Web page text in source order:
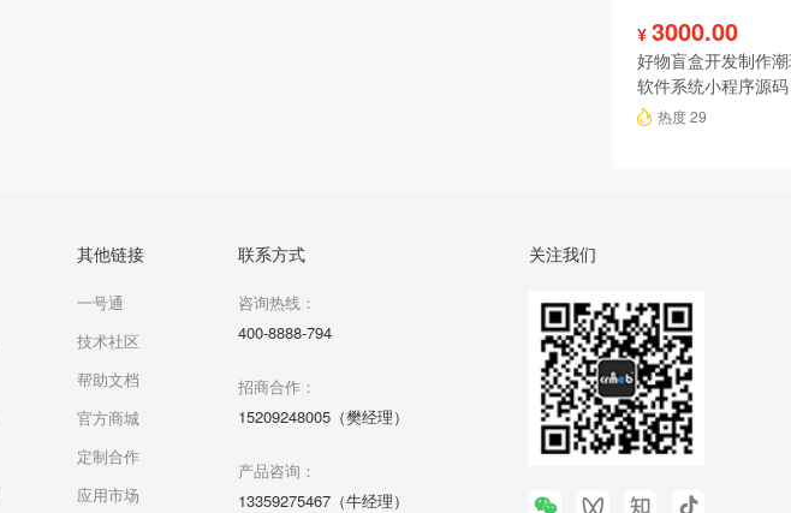
¥ 3000.00
好物盲盒开发制作
软件系统小程序源码
热度 29
其他链接
一号通
技术社区
帮助文档
官方商城
定制合作
应用市场
联系方式
咨询热线：
400-8888-794
招商合作：
15209248005（樊经理）
产品咨询：
13359275467（牛经理）
关注我们